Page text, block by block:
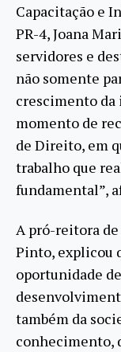
Capacitação e
PR-4, Joana
servidores e
não somente
crescimento da
momento de
de Direito, em
trabalho que
fundamental”,
A pró-reitora de
Pinto, explicou
oportunidade
também da
conhecimento,